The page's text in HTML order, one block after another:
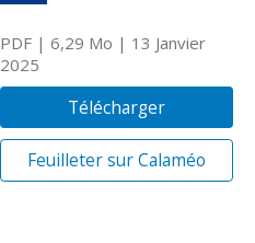
PDF| 6,29 Mo | 13 Janvier
2025
Télécharger
Feuilleter sur Calaméo